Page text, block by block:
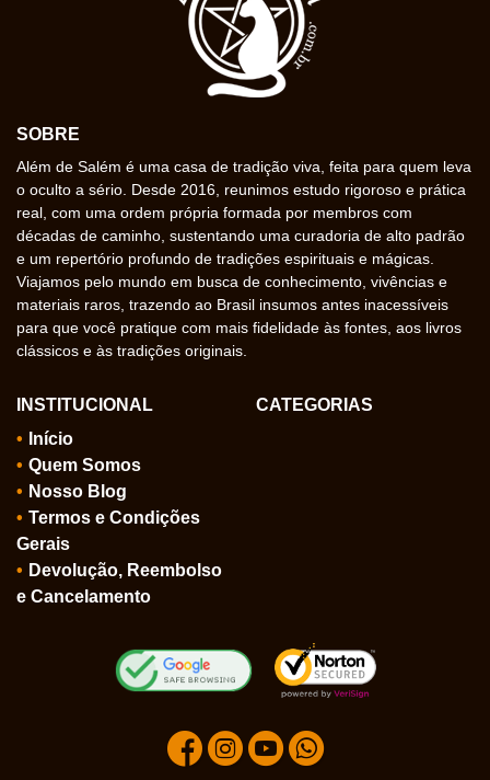
SOBRE
Além de Salém é uma casa de tradição viva, feita para quem leva
o oculto a sério. Desde 2016, reunimos estudo rigoroso e prática
real, com uma ordem própria formada por membros com
décadas de caminho, sustentando uma curadoria de alto padrão
e um repertório profundo de tradições espirituais e mágicas.
Viajamos pelo mundo em busca de conhecimento, vivências e
materiais raros, trazendo ao Brasil insumos antes inacessíveis
para que você pratique com mais fidelidade às fontes, aos livros
clássicos e às tradições originais.
INSTITUCIONAL
Início
Quem Somos
Nosso Blog
Termos e Condições
Gerais
Devolução, Reembolso
e Cancelamento
CATEGORIAS